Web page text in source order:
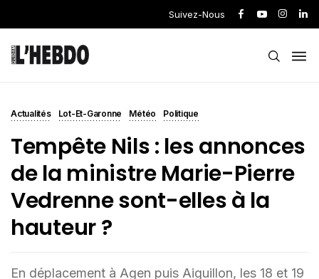
Suivez-Nous
Actualités Lot-Et-Garonne Météo Politique
Tempête Nils : les annonces
de la ministre Marie-Pierre
Vedrenne sont-elles à la
hauteur ?
En déplacement à Agen puis Aiguillon, les 18 et 19